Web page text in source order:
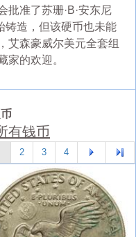
批准了苏珊·B·安东尼
铸造，但该硬币也未能
艾森豪威尔美元全套组
家的欢迎。
有钱币
2 3 4